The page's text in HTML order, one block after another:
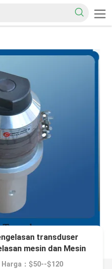
transduser
mesin dan Mesin
Harga：$50--$120